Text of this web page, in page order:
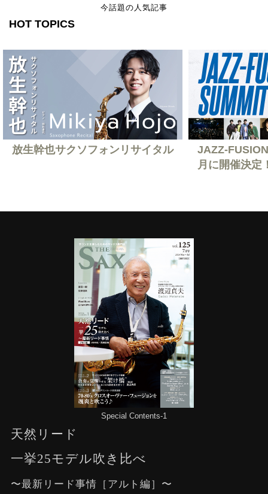
今話題の人気記事
HOT TOPICS
放生幹也サクソフォンリサイタル
JAZZ-
月に開催決定
Special Contents-1
天然リード
一挙25モデル吹き比べ
〜最新リード事情［アルト編］〜